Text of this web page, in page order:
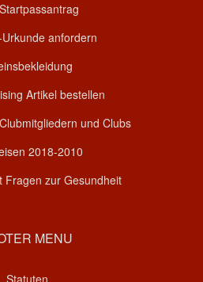
anfordern
Artikel bestellen
und Clubs
2018-2010
Fragen zur Gesundheit
MENU